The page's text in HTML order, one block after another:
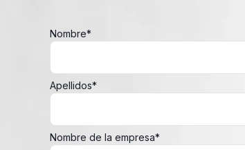
Nombre*
Apellidos*
Nombre de la empresa*